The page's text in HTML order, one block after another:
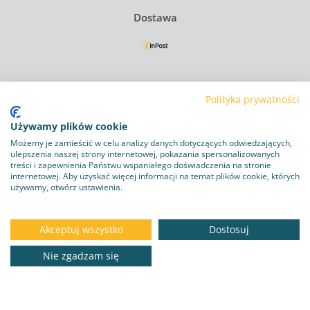
31.18 zł
Dostawa
Polityka plików cookie
Obowiązek informacyjny RODO
Program lojalnościowy
Kontakt
Polityka prywatności
Używamy plików cookie
Możemy je zamieścić w celu analizy danych dotyczących odwiedzających,
ulepszenia naszej strony internetowej, pokazania spersonalizowanych
treści i zapewnienia Państwu wspaniałego doświadczenia na stronie
internetowej. Aby uzyskać więcej informacji na temat plików cookie, których
używamy, otwórz ustawienia.
Akceptuj wszystko
Dostosuj
Nie zgadzam się